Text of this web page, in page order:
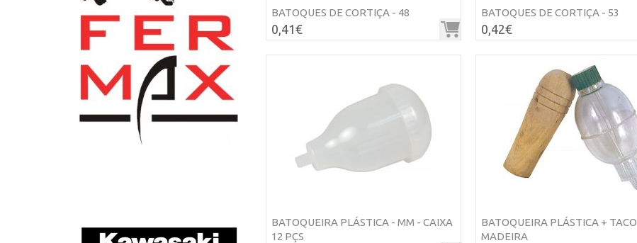
BATOQUES DE CORTIÇA - 48
0,41€
BATOQUES DE CORTIÇA - 53
0,42€
BATOQUEIRA PLÁSTICA - MM - CAIXA
12 PÇS
BATOQUEIRA PLÁSTICA + TACO
MADEIRA